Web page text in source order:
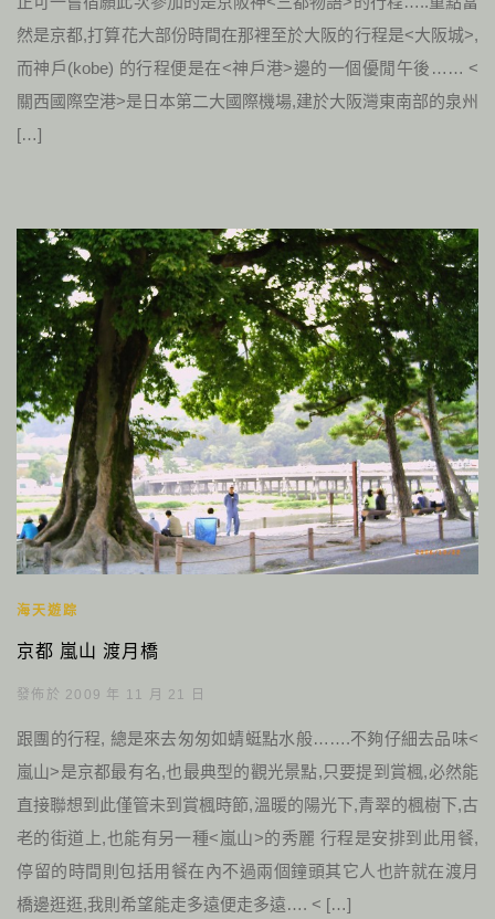
然是京都,打算花大部份時間在那裡至於大阪的行程是<大阪城>,
而神戶(kobe) 的行程便是在<神戶港>邊的一個優閒午後…… <
關西國際空港>是日本第二大國際機場,建於大阪灣東南部的泉州
[…]
海天遊踪
京都 嵐山 渡月橋
發佈於 2009 年 11 月 21 日
跟團的行程, 總是來去匆匆如蜻蜓點水般…….不夠仔細去品味<
嵐山>是京都最有名,也最典型的觀光景點,只要提到賞楓,必然能
直接聯想到此僅管未到賞楓時節,溫暖的陽光下,青翠的楓樹下,古
老的街道上,也能有另一種<嵐山>的秀麗 行程是安排到此用餐,
停留的時間則包括用餐在內不過兩個鐘頭其它人也許就在渡月
橋邊逛逛,我則希望能走多遠便走多遠…. < […]